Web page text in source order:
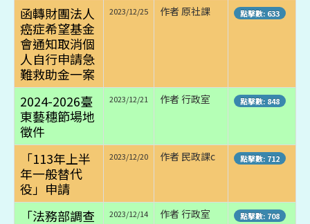
函轉財團法人
癌症希望基金
會通知取消個
人自行申請急
難救助金一案
2023/12/25 作者 原社課 點擊數: 633
2024-2026臺
東藝穗節場地
徵件
2023/12/21 作者 行政室 點擊數: 848
「113年上半
年一般替代
役」申請
2023/12/20 作者 民政課c 點擊數: 712
「法務部調查
2023/12/14 作者 行政室 點擊數: 708